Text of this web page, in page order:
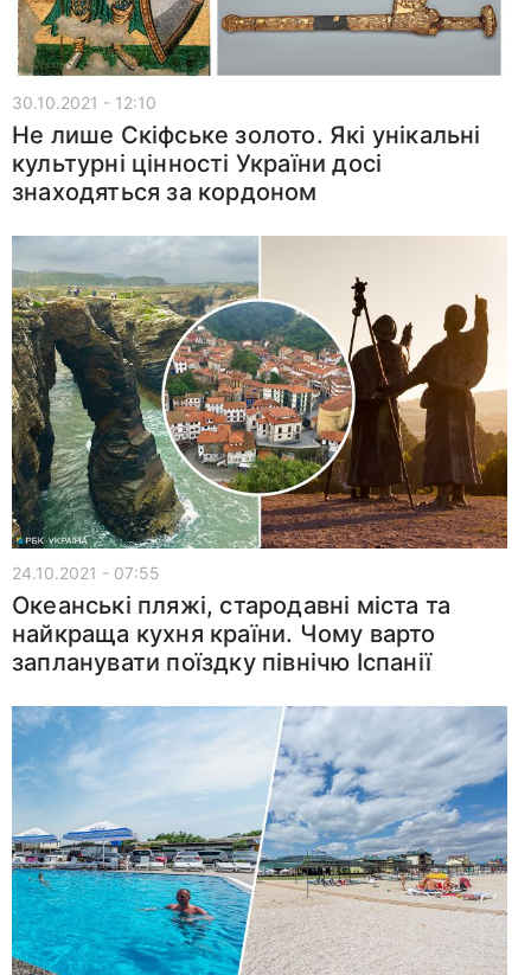
30.10.2021 - 12:10
Не лише Скіфське золото. Які унікальні
культурні цінності України досі
знаходяться за кордоном
24.10.2021 - 07:55
Океанські пляжі, стародавні міста та
найкраща кухня країни. Чому варто
запланувати поїздку північю Іспанії